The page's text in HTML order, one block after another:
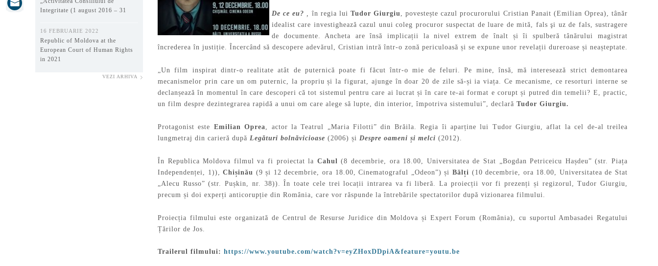
Integritate (1 august 2016 – 31
16 FEBRUARIE 2022
Republic of Moldova at the
European Court of Human Rights
in 2021
VEZI ARHIVA
De ce eu? , în regia lui Tudor Giurgiu, povestește cazul procurorului Cristian Panait (Emilian Oprea), tânăr
idealist care investighează cazul unui coleg procuror suspectat de luare de mită, fals şi uz de fals, sustragere
de documente. Ancheta are însă implicații la nivel extrem de înalt și îi spulberă tânărului magistrat
încrederea în justiție. Încercând să descopere adevărul, Cristian intră într-o zonă periculoasă și se expune unor revelații dureroase și neașteptate.
„Un film inspirat dintr-o realitate atât de puternică poate fi făcut într-o mie de feluri. Pe mine, însă, mă interesează strict demontarea
mecanismelor prin care un om puternic, la propriu și la figurat, ajunge în doar 20 de zile să-și ia viața. Ce mecanisme, ce resorturi interne se
declanșează în momentul în care descoperi că tot sistemul pentru care ai lucrat și în care te-ai format e corupt și putred din temelii? E, practic,
un film despre dezintegrarea rapidă a unui om care alege să lupte, din interior, împotriva sistemului”, declară Tudor Giurgiu.
Protagonist este Emilian Oprea , actor la Teatrul „Maria Filotti” din Brăila. Regia îi aparține lui Tudor Giurgiu, aflat la cel de-al treilea
lungmetraj din carieră după Legături bolnăvicioase (2006) și Despre oameni și melci (2012).
În Republica Moldova filmul va fi proiectat la Cahul
(8 decembrie, ora 18.00, Universitatea de Stat „Bogdan Petriceicu Hașdeu” (str. Piața
Independenței, 1)),Chișinău (9 și 12 decembrie, ora 18.00, Cinematograful „Odeon”) și Bălți (10 decembrie, ora 18.00, Universitatea de Stat
„Alecu Russo” (str. Pușkin, nr. 38)). În toate cele trei locații intrarea va fi liberă. La proiecții vor fi prezenți și regizorul, Tudor Giurgiu,
precum și doi experți anticorupție din România, care vor răspunde la întrebările spectatorilor după vizionarea filmului.
Proiecția filmului este organizată de Centrul de Resurse Juridice din Moldova și Expert Forum (România), cu suportul Ambasadei Regatului
Țărilor de Jos.
Trailerul filmului: https://www.youtube.com/watch?v=eyZHoxDDpiA&feature=youtu.be